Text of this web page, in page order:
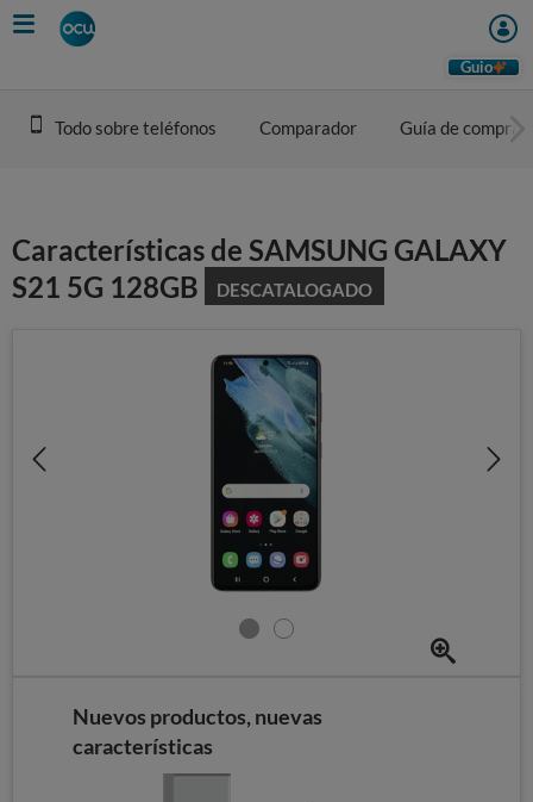
Skip
to
Guio
Todo sobre teléfonos Comparador Guía de compra
Características de SAMSUNG GALAXY
S21 5G 128GB
DESCATALOGADO
Nuevos productos, nuevas
características